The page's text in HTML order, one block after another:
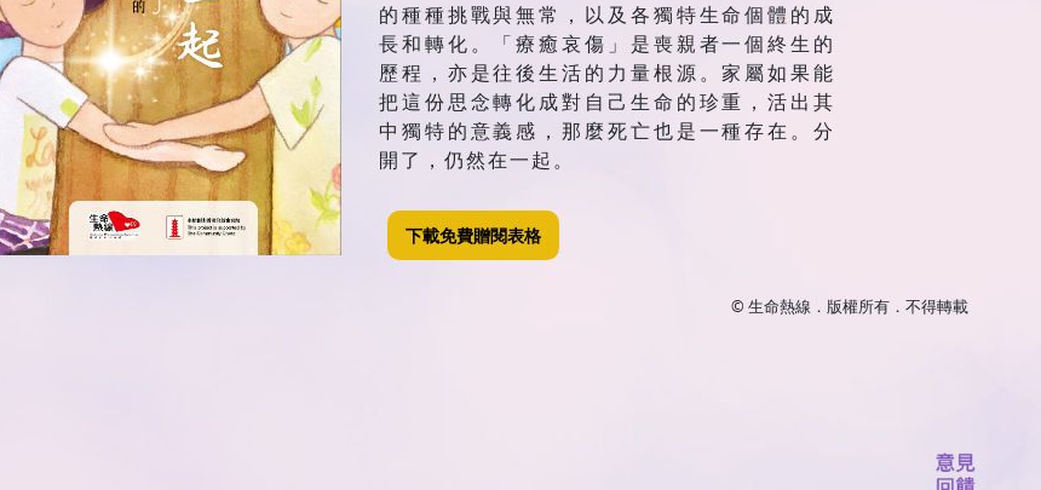
的種種挑戰與無常，以及各獨特生命個體的成
長和轉化。「療癒哀傷」是喪親者一個終生的
歷程，亦是往後生活的力量根源。家屬如果能
把這份思念轉化成對自己生命的珍重，活出其
中獨特的意義感，那麼死亡也是一種存在。分
開了，仍然在一起。
下載免費贈閱表格
© 生命熱線．版權所有．不得轉載